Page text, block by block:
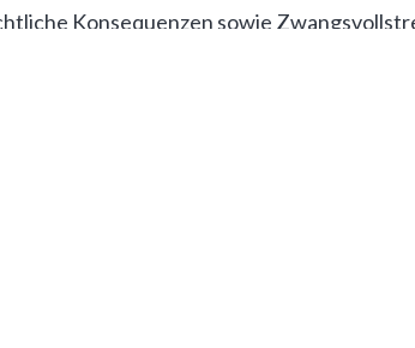
Konsequenzen sowie
Exchange Commission, die bereits
Assets umfasst Immobilien,
So verprasste der Gründer
betrügerischen Machenschaften:
für persönliche Zwecke. Konkret